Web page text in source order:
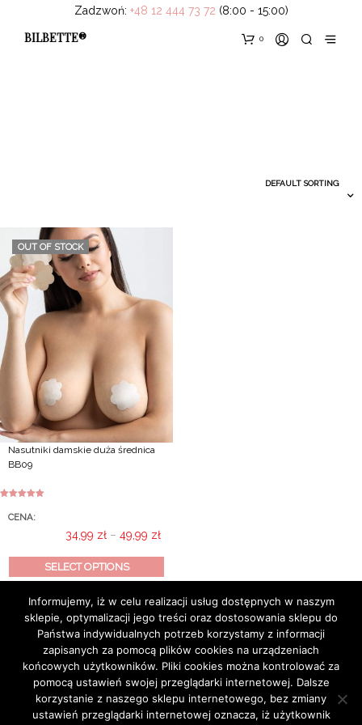
Zadzwoń: +48 12 444 73 72 (8:00 - 15:00)
BILBETTE® 0
OUT OF STOCK
Nasutniki damskie duża średnica
BB09
out of 5
CENA:
34,99 zł – 49,99 złPrice
through
49,99 zł
SELECT OPTIONS
This
product
multiple
variants.
options
chosen
Informujemy, iż w celu realizacji usług dostępnych w naszym
sklepie, optymalizacji jego treści oraz dostosowania sklepu do
Państwa indywidualnych potrzeb korzystamy z informacji
zapisanych za pomocą plików cookies na urządzeniach
końcowych użytkowników. Pliki cookies można kontrolować za
pomocą ustawień swojej przeglądarki internetowej. Dalsze
korzystanie z naszego sklepu internetowego, bez zmiany
ustawień przeglądarki internetowej oznacza, iż użytkownik